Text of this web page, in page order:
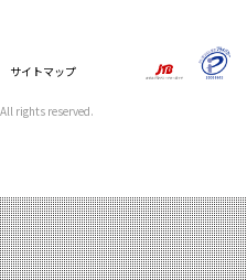
サイトマップ
rights reserved.